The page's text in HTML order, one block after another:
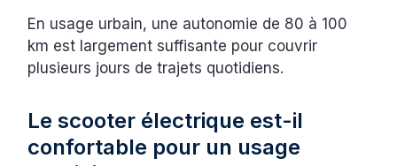
En usage urbain, une autonomie de 80 à 100
km est largement suffisante pour couvrir
plusieurs jours de trajets quotidiens.
Le scooter électrique est-il
confortable pour un usage